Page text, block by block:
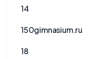
14
150gimnasium.ru
18